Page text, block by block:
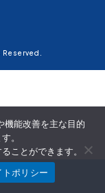
面談申込
機能改善を主な目的
。
ことができます。
トポリシー